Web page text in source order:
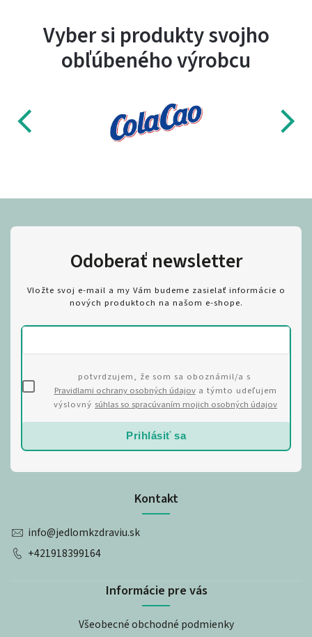
Vyber si produkty svojho
obľúbeného výrobcu
Kontakt
info@jedlomkzdraviu.sk
+421918399164
Informácie pre vás
Všeobecné obchodné podmienky
Odoberať newsletter
Vložte svoj e-mail a my Vám budeme zasielať informácie o
nových produktoch na našom e-shope.
potvrdzujem, že som sa oboznámil/a s
Pravidlami ochrany osobných údajova týmto udeľujem
výslovný súhlas so spracúvaním mojich osobných údajov
Prihlásiť sa